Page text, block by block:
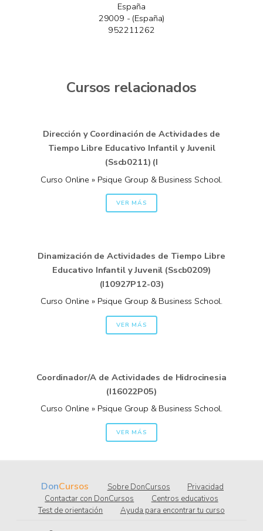
España
29009 - (España)
952211262
Cursos relacionados
Dirección y Coordinación de Actividades de
Tiempo Libre Educativo Infantil y Juvenil
(Sscb0211) (I
Curso Online » Psique Group & Business School.
VER MÁS
Dinamización de Actividades de Tiempo Libre
Educativo Infantil y Juvenil (Sscb0209)
(I10927P12-03)
Curso Online » Psique Group & Business School.
VER MÁS
Coordinador/A de Actividades de Hidrocinesia
(I16022P05)
Curso Online » Psique Group & Business School.
VER MÁS
DonCursos Sobre DonCursos
Privacidad
Contactar con DonCursos
Centros educativos
Test de orientación
Ayuda para encontrar tu curso